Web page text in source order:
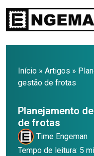
Início » Artigos »
gestão de frotas
Planejamento
de frotas
Time Engeman
Tempo de leitura: 5